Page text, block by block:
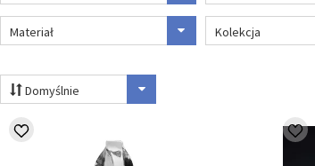
Materiał Kolekcja
Domyślnie